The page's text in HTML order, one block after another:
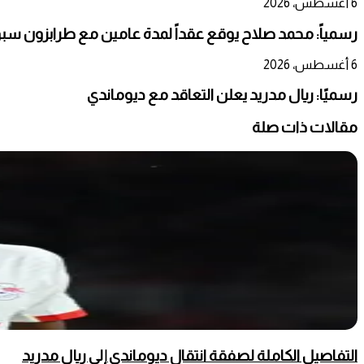
6 أغسطس، 2026
رسمياً: محمد صلاح يوقع عقداً لمدة عامين مع طرابزون
6 أغسطس، 2026
رسميًا: ريال مدريد يعلن التعاقد مع ديوماندي
مقالات ذات صلة
التفاصيل الكاملة لصفقة انتقال ديوماندي إلى ريال مدريد